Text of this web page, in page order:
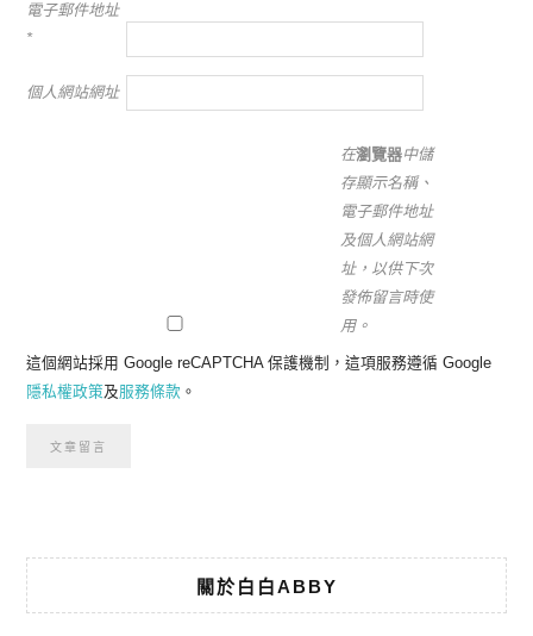
電子郵件地址
*
個人網站網址
在瀏覽器中儲
存顯示名稱、
電子郵件地址
及個人網站網
址，以供下次
發佈留言時使
用。
這個網站採用 Google reCAPTCHA 保護機制，這項服務遵循 Google
隱私權政策及服務條款 。
關於白白ABBY